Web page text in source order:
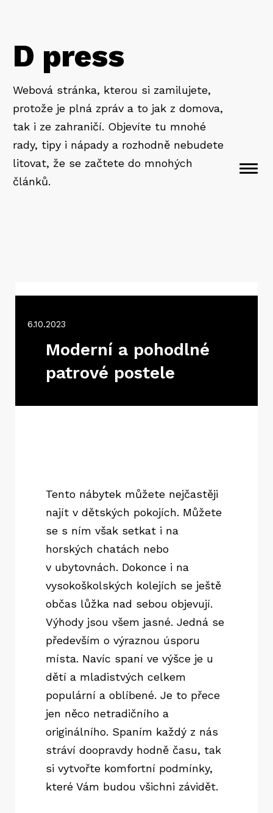
D press
Webová stránka, kterou si zamilujete,
protože je plná zpráv a to jak z domova,
tak i ze zahraničí. Objevíte tu mnohé
rady, tipy i nápady a rozhodně nebudete
litovat, že se začtete do mnohých
článků.
6.10.2023
Moderní a pohodlné
patrové postele
Tento nábytek můžete nejčastěji
najít v dětských pokojích. Můžete
se s ním však setkat i na
horských chatách nebo
v ubytovnách. Dokonce i na
vysokoškolských kolejích se ještě
občas lůžka nad sebou objevují.
Výhody jsou všem jasné. Jedná se
především o výraznou úsporu
místa. Navíc spaní ve výšce je u
dětí a mladistvých celkem
populární a oblíbené. Je to přece
jen něco netradičního a
originálního. Spaním každý z nás
stráví doopravdy hodně času, tak
si vytvořte komfortní podmínky,
které Vám budou všichni závidět.